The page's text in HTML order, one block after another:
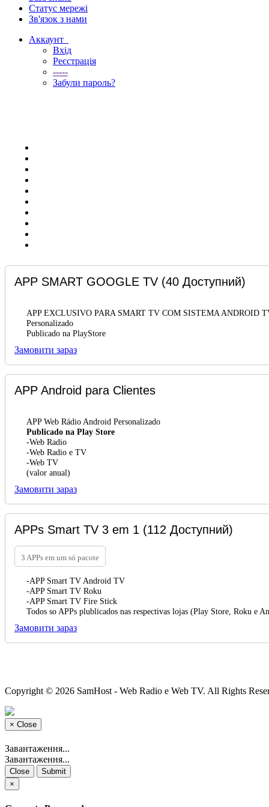
Статус мережі
Зв'язок з нами
Аккаунт
Вхід
Реєстрація
-----
Забули пароль?
APP SMART GOOGLE TV (40 Доступний)
APP EXCLUSIVO PARA SMART TV COM SISTEMA ANDROID
Personalizado
Publicado na PlayStore
Замовити зараз
APP Android para Clientes
APP Web Rádio Android Personalizado
Publicado na Play Store
-Web Radio
-Web Radio e TV
-Web TV
(valor anual)
Замовити зараз
APPs Smart TV 3 em 1 (112 Доступний)
3 APPs em um só pacote
-APP Smart TV Android TV
-APP Smart TV Roku
-APP Smart TV Fire Stick
Todos so APPs plublicados nas respectivas lojas (Play Store, Roku e
Замовити зараз
Copyright © 2026 SamHost - Web Radio e Web TV. All Rights
× Close
Завантаження...
Завантаження...
Close
Submit
×